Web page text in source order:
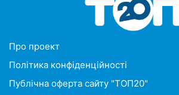
Про проект
Політика конфіденційності
Публічна оферта сайту "ТОП20"